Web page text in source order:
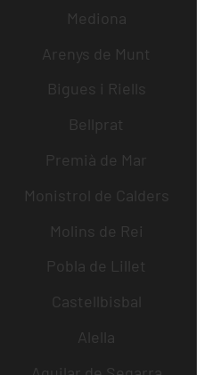
Mediona
Arenys de Munt
Bigues i Riells
Bellprat
Premià de Mar
Monistrol de Calders
Molins de Rei
Pobla de Lillet
Castellbisbal
Alella